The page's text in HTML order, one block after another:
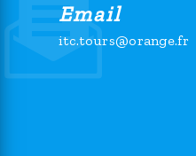
Email
itc.tours@orange.fr